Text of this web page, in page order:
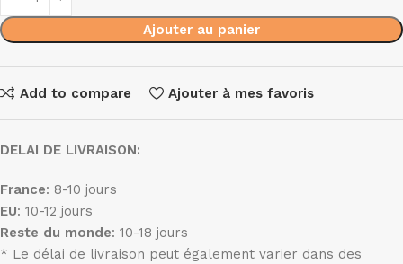
Ajouter au panier
Add to compare Ajouter à mes favoris
DELAI DE LIVRAISON:
France: 8-10 jours
EU: 10-12 jours
Reste du monde: 10-18 jours
* Le délai de livraison peut également varier dans des